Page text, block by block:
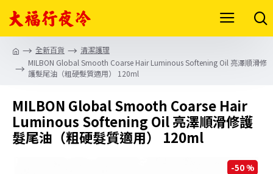
全新百貨
清潔護理
MILBON Global Smooth Coarse Hair Luminous Softening Oil 亮澤順滑修
護髮尾油（粗硬髮質適用） 120ml
MILBON Global Smooth Coarse Hair
Luminous Softening Oil 亮澤順滑修護
髮尾油（粗硬髮質適用） 120ml
-50 %